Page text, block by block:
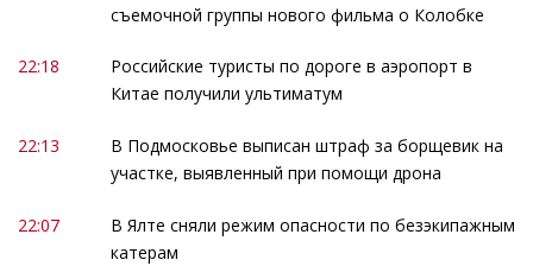
съемочной группы нового фильма о Колобке
22:18
Российские туристы по дороге в аэропорт в
Китае получили ультиматум
22:13
В Подмосковье выписан штраф за борщевик на
участке, выявленный при помощи дрона
22:07
В Ялте сняли режим опасности по безэкипажным
катерам